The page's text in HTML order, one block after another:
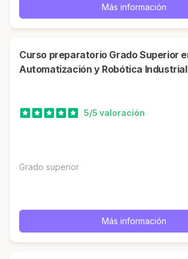
Más información
Curso preparatorio Grado Superior en
Automatización y Robótica Industrial
5/5 valoración
Grado superior
Más información